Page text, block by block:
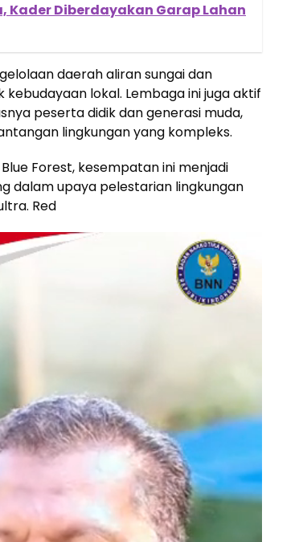
Kader Diberdayakan Garap Lahan
daerah aliran sungai dan
lokal. Lembaga ini juga aktif
peserta didik dan generasi muda,
lingkungan yang kompleks.
Forest, kesempatan ini menjadi
dalam upaya pelestarian lingkungan
Red